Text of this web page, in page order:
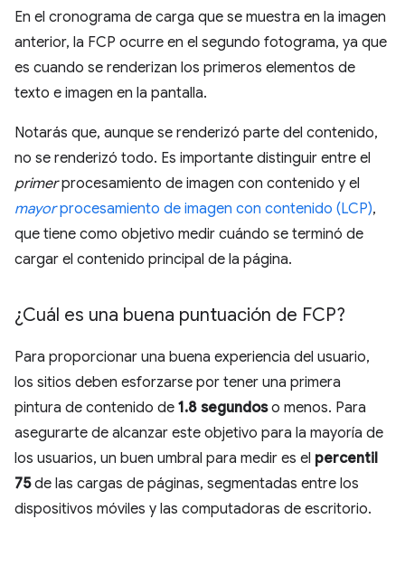
En el cronograma de carga que se muestra en la imagen
anterior, la FCP ocurre en el segundo fotograma, ya que
es cuando se renderizan los primeros elementos de
texto e imagen en la pantalla.
Notarás que, aunque se renderizó parte del contenido,
no se renderizó todo. Es importante distinguir entre el
primerprocesamiento de imagen con contenido y el
mayorprocesamiento de imagen con contenido (LCP),
que tiene como objetivo medir cuándo se terminó de
cargar el contenido principal de la página.
¿Cuál es una buena puntuación de FCP?
Para proporcionar una buena experiencia del usuario,
los sitios deben esforzarse por tener una primera
pintura de contenido de 1.8 segundoso menos. Para
asegurarte de alcanzar este objetivo para la mayoría de
los usuarios, un buen umbral para medir es el percentil
75de las cargas de páginas, segmentadas entre los
dispositivos móviles y las computadoras de escritorio.